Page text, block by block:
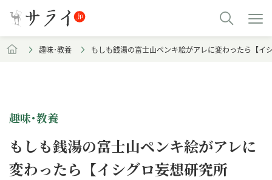
趣味･教養 もしも銭湯の富士山ペンキ絵がアレに変わったら【イ
趣味･教養
もしも銭湯の富士山ペンキ絵がアレに
変わったら【イシグロ妄想研究所